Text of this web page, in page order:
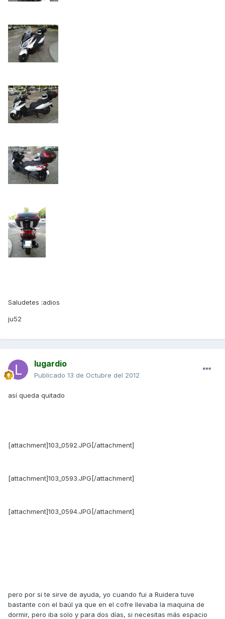
Saludetes :adios
ju52
lugardio
Publicado 13 de Octubre del 2012
así queda quitado
[attachment]103_0592.JPG[/attachment]
[attachment]103_0593.JPG[/attachment]
[attachment]103_0594.JPG[/attachment]
pero por si te sirve de ayuda, yo cuando fui a Ruidera tuve
bastante con el baúl ya que en el cofre llevaba la maquina de
dormir, pero iba solo y para dos días, si necesitas más espacio